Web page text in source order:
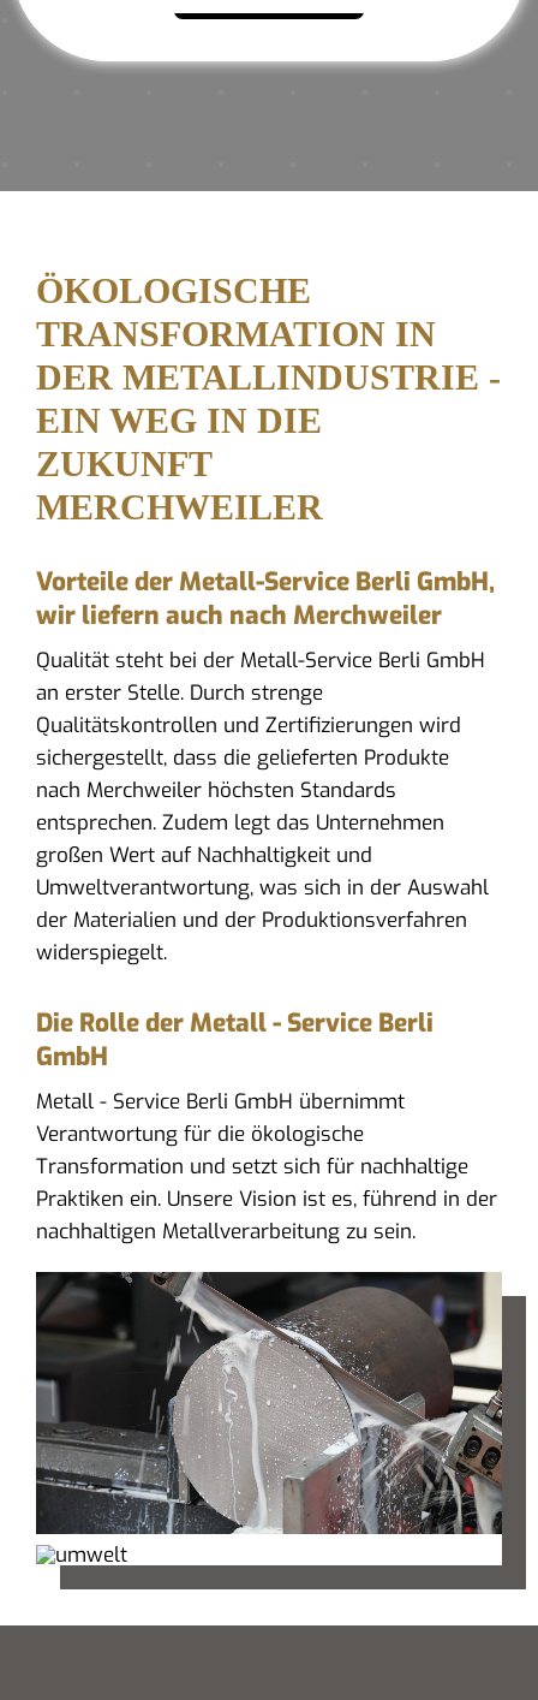
ÖKOLOGISCHE
TRANSFORMATION IN
DER METALLINDUSTRIE -
EIN WEG IN DIE
ZUKUNFT
MERCHWEILER
Vorteile der Metall-Service Berli GmbH,
wir liefern auch nach Merchweiler
Qualität steht bei der Metall-Service Berli GmbH
an erster Stelle. Durch strenge
Qualitätskontrollen und Zertifizierungen wird
sichergestellt, dass die gelieferten Produkte
nach Merchweiler höchsten Standards
entsprechen. Zudem legt das Unternehmen
großen Wert auf Nachhaltigkeit und
Umweltverantwortung, was sich in der Auswahl
der Materialien und der Produktionsverfahren
widerspiegelt.
Die Rolle der Metall - Service Berli
GmbH
Metall - Service Berli GmbH übernimmt
Verantwortung für die ökologische
Transformation und setzt sich für nachhaltige
Praktiken ein. Unsere Vision ist es, führend in der
nachhaltigen Metallverarbeitung zu sein.